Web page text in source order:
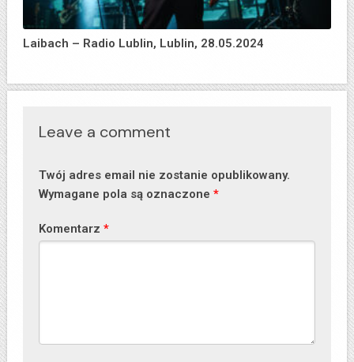
Laibach – Radio Lublin, Lublin, 28.05.2024
Leave a comment
Twój adres email nie zostanie opublikowany.
Wymagane pola są oznaczone *
Komentarz *